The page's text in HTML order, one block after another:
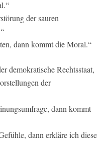
der sauren
dann kommt die Moral.“
demokratische Rechtsstaat,
der
dann kommt
dann erkläre ich diese